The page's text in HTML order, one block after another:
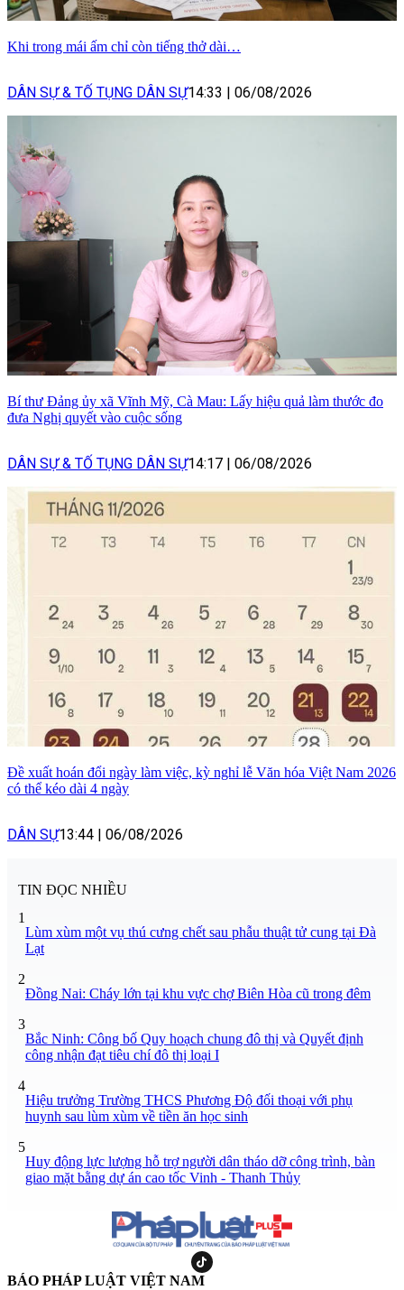
Khi trong mái ấm chỉ còn tiếng thở dài…
DÂN SỰ & TỐ TỤNG DÂN SỰ14:33 06/08/2026
Bí thư Đảng ủy xã Vĩnh Mỹ, Cà Mau: Lấy hiệu quả làm thước đo
đưa Nghị quyết vào cuộc sống
DÂN SỰ & TỐ TỤNG DÂN SỰ14:17 06/08/2026
Đề xuất hoán đổi ngày làm việc, kỳ nghỉ lễ Văn hóa Việt Nam 2026
có thể kéo dài 4 ngày
DÂN SỰ13:44 06/08/2026
TIN ĐỌC NHIỀU
1
Lùm xùm một vụ thú cưng chết sau phẫu thuật tử cung tại Đà
Lạt
2
Đồng Nai: Cháy lớn tại khu vực chợ Biên Hòa cũ trong đêm
3
Bắc Ninh: Công bố Quy hoạch chung đô thị và Quyết định
công nhận đạt tiêu chí đô thị loại I
4
Hiệu trưởng Trường THCS Phương Độ đối thoại với phụ
huynh sau lùm xùm về tiền ăn học sinh
5
Huy động lực lượng hỗ trợ người dân tháo dỡ công trình, bàn
giao mặt bằng dự án cao tốc Vinh - Thanh Thủy
BÁO PHÁP LUẬT VIỆT NAM